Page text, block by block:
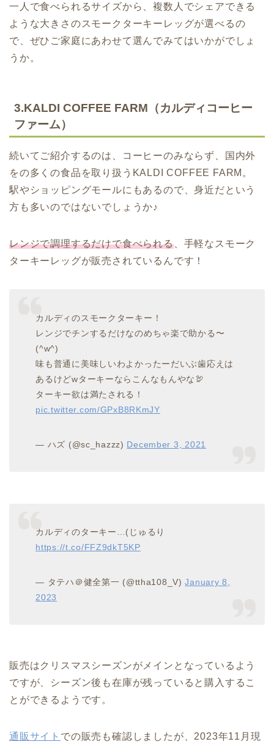
一人で食べられるサイズから、複数人でシェアできる
ような大きさのスモークターキーレッグが選べるの
で、ぜひご家庭にあわせて選んでみてはいかがでしょ
うか。
3.KALDI COFFEE FARM（カルディコーヒー
ファーム）
続いてご紹介するのは、コーヒーのみならず、国内外
をの多くの食品を取り扱うKALDI COFFEE FARM。
駅やショッピングモールにもあるので、身近だという
方も多いのではないでしょうか♪
レンジで調理するだけで食べられる、手軽なスモーク
ターキーレッグが販売されているんです！
カルディのスモークターキー！
レンジでチンするだけなのめちゃ楽で助かる〜
(^w^)
味も普通に美味しいわよかったーだいぶ歯応えは
あるけどwターキーならこんなもんやな🦃
ターキー欲は満たされる！
pic.twitter.com/GPxB8RKmJY
— ハズ (@sc_hazzz) December 3, 2021
カルディのターキー…(じゅるり
https://t.co/FFZ9dkT5KP
— タテハ＠健全第一 (@ttha108_V)January 8,
2023
販売はクリスマスシーズンがメインとなっているよう
ですが、シーズン後も在庫が残っていると購入するこ
とができるようです。
通販サイト での販売も確認しましたが、2023年11月現